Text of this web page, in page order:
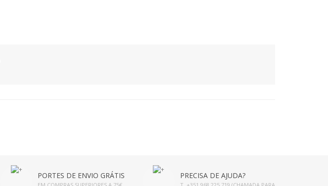
PORTES DE ENVIO GRÁTIS PRECISA DE AJUDA?